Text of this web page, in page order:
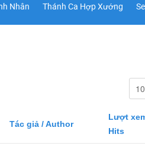
Nhân Thánh Ca Hợp Xướng
Tác giả / Author
Lượt
Hits